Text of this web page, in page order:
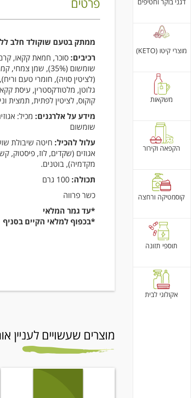
מוצרי קיטו (KETO)
משקאות
הקפאה וקירור
קוסמטיקה ורחצה
תוספי תזונה
אקולוגי לבית
ממתק בטעם שוקולד חלב
רכיבים: סוכר, חמאת קקאו,
שומשום (35%), שמן
(לציטין סויה), חומרי טעם
גלוטן, מלטודקסטרין, עיסת
קוקוס, לציטין לפתית, תמצית
מידע על אלרגנים: מכיל:
שומשום
עלול להכיל: חיטה שיבולת
אגוזים (שקדים, לוז, פיסטוק,
מקדמיה), בוטנים.
תכולה:
כשר פרווה
*עד גמר המלאי
*בכפוף למלאי הקיים בסניף
מוצרים שעשויים לעניין